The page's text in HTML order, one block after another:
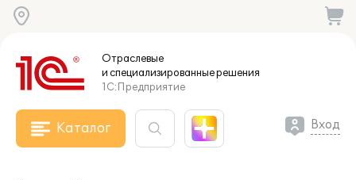
Отраслевые
и специализированныерешения
1С:Предприятие
Каталог Вход